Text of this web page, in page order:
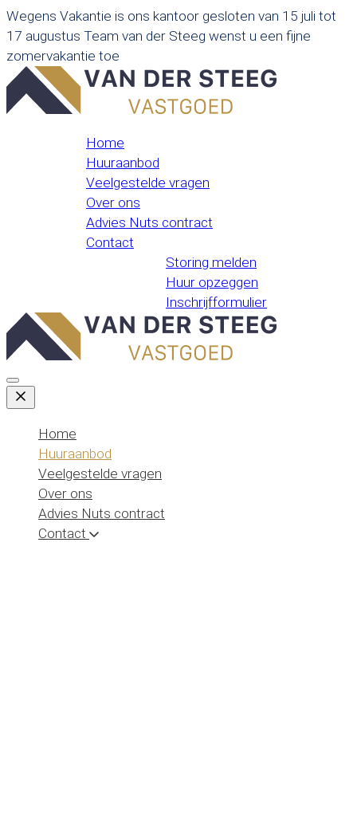
Wegens Vakantie is ons kantoor gesloten van 15 juli tot
17 augustus Team van der Steeg wenst u een fijne
zomervakantie toe
Home
Huuraanbod
Veelgestelde vragen
Over ons
Advies Nuts contract
Contact
Storing melden
Huur opzeggen
Inschrijfformulier
Menu openen
Home
Huuraanbod
Veelgestelde vragen
Over ons
Advies Nuts contract
Contact